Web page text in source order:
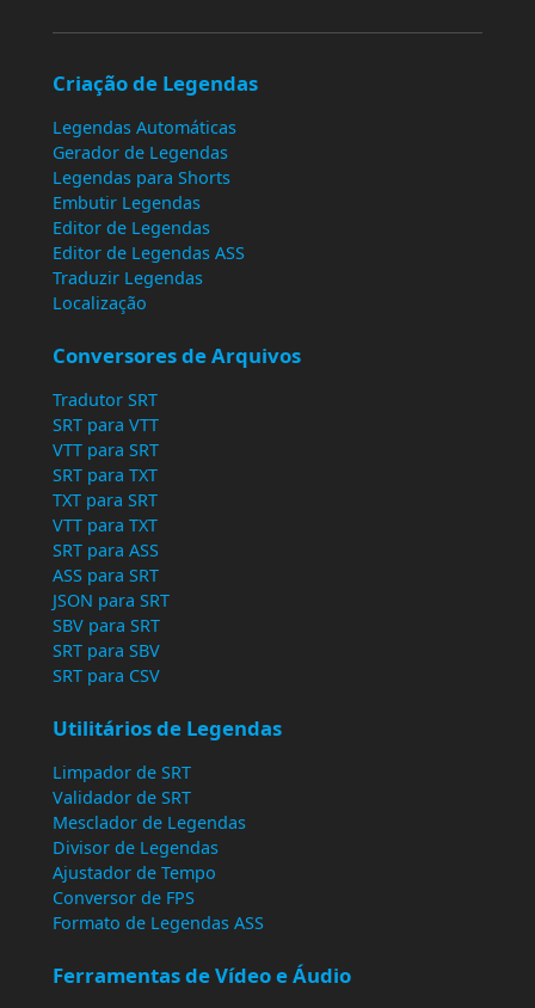
Criação de Legendas
Legendas Automáticas
Gerador de Legendas
Legendas para Shorts
Embutir Legendas
Editor de Legendas
Editor de Legendas ASS
Traduzir Legendas
Localização
Conversores de Arquivos
Tradutor SRT
SRT para VTT
VTT para SRT
SRT para TXT
TXT para SRT
VTT para TXT
SRT para ASS
ASS para SRT
JSON para SRT
SBV para SRT
SRT para SBV
SRT para CSV
Utilitários de Legendas
Limpador de SRT
Validador de SRT
Mesclador de Legendas
Divisor de Legendas
Ajustador de Tempo
Conversor de FPS
Formato de Legendas ASS
Ferramentas de Vídeo e Áudio